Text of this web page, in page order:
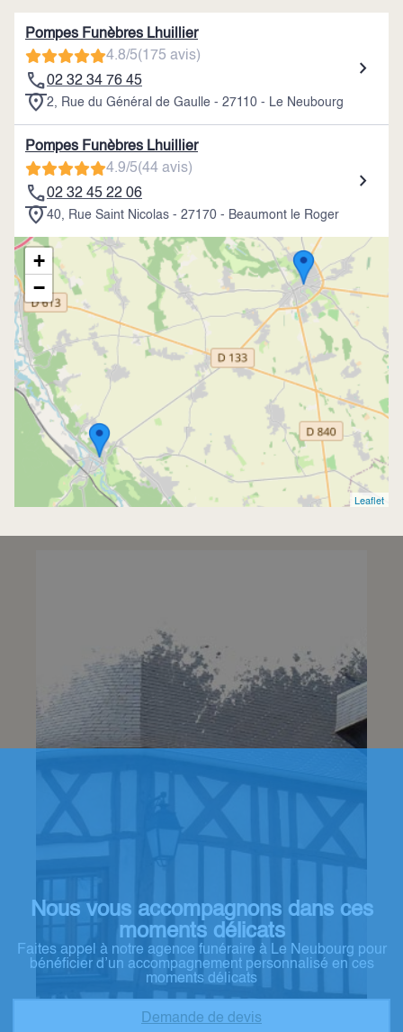
Pompes Funèbres Lhuillier
4.8/5(175 avis)
02 32 34 76 45
2, Rue du Général de Gaulle - 27110 - Le Neubourg
Pompes Funèbres Lhuillier
4.9/5(44 avis)
02 32 45 22 06
40, Rue Saint Nicolas - 27170 - Beaumont le Roger
+
−
Leaflet
Nous vous accompagnons dans ces
moments délicats
Faites appel à notre agence funéraire à Le Neubourg pour
bénéficier d’un accompagnement personnalisé en ces
moments délicats
Demande de devis